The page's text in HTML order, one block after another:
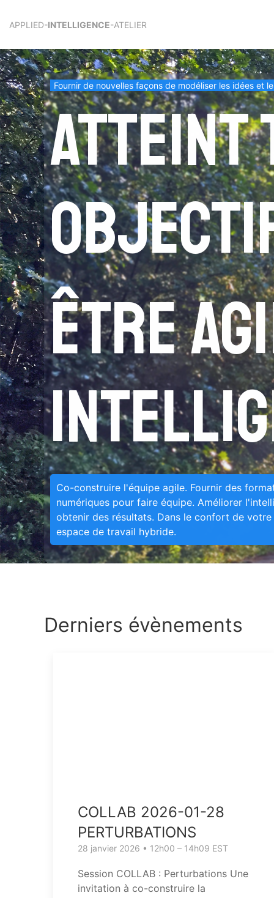
APPLIED-INTELLIGENCE-ATELIER
Fournir de nouvelles façons de modéliser les idées et
Atteint
être
Co-construire l'équipe agile. Fournir des
numériques pour faire équipe. Améliorer
obtenir des résultats. Dans le confort de
espace de travail hybride.
Derniers évènements
COLLAB 2026-01-28
PERTURBATIONS
28 janvier 2026 • 12h00 – 14h09 EST
Session COLLAB : Perturbations Une
invitation à co-construire la